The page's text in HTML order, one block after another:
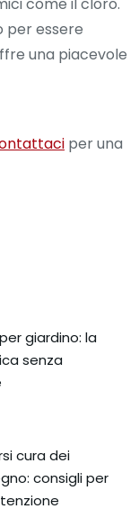
per essere
una piacevole
per una
giardino: la
senza
cura dei
consigli per